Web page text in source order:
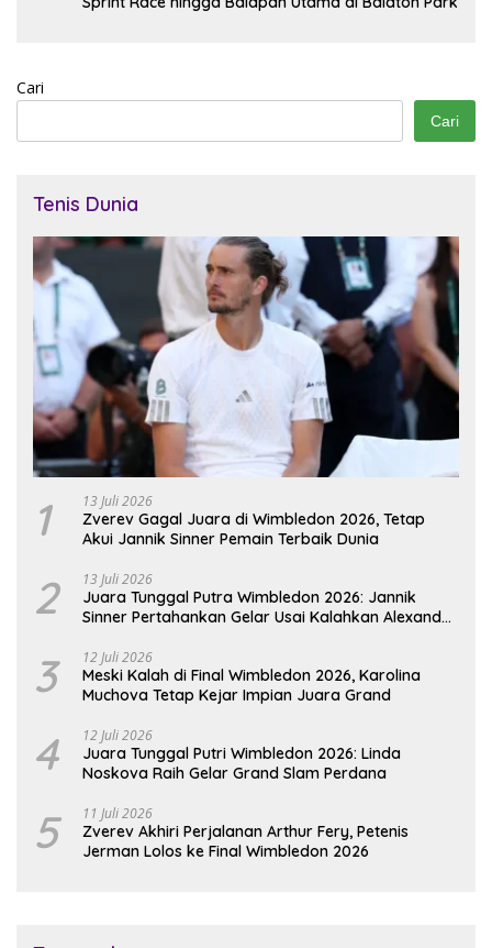
Cari
Cari
Tenis Dunia
1 13 Juli 2026
Zverev Gagal Juara di Wimbledon 2026, Tetap
Akui Jannik Sinner Pemain Terbaik Dunia
2 13 Juli 2026
Juara Tunggal Putra Wimbledon 2026: Jannik
Sinner Pertahankan Gelar Usai Kalahkan Alexander
3 12 Juli 2026
Meski Kalah di Final Wimbledon 2026, Karolina
Muchova Tetap Kejar Impian Juara Grand
4 12 Juli 2026
Juara Tunggal Putri Wimbledon 2026: Linda
Noskova Raih Gelar Grand Slam Perdana
5 11 Juli 2026
Zverev Akhiri Perjalanan Arthur Fery, Petenis
Jerman Lolos ke Final Wimbledon 2026